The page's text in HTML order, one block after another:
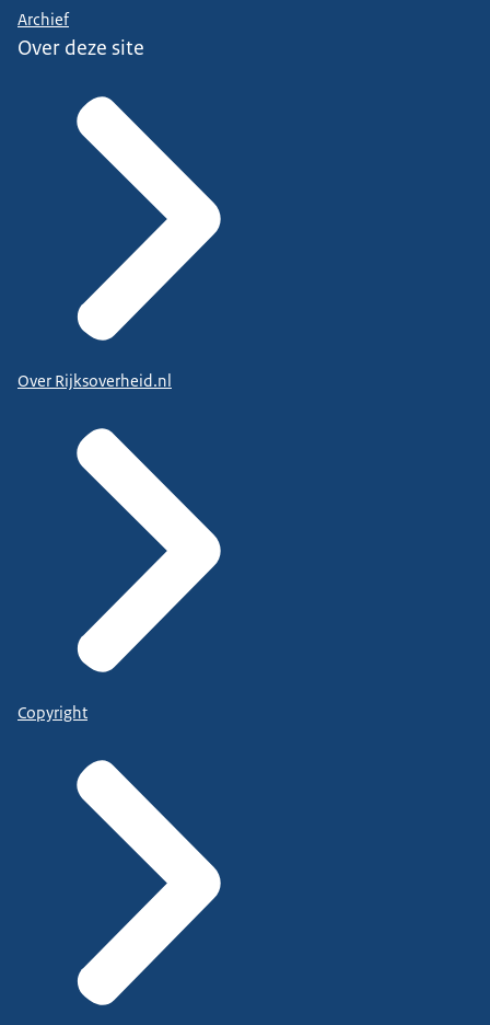
Archief
Over deze site
Over Rijksoverheid.nl
Copyright